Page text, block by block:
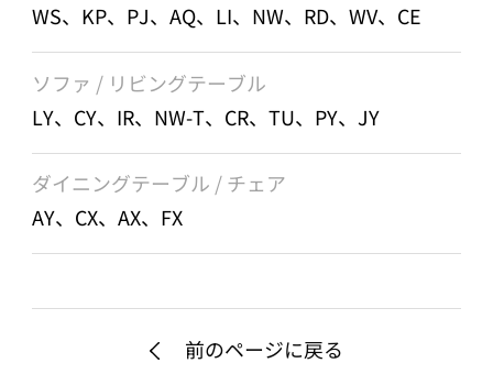
WS、KP、PJ、AQ、LI、NW、RD、WV、CE
ソファ / リビングテーブル
LY、CY、IR、NW-T、CR、TU、PY、JY
ダイニングテーブル / チェア
AY、CX、AX、FX
前のページに戻る